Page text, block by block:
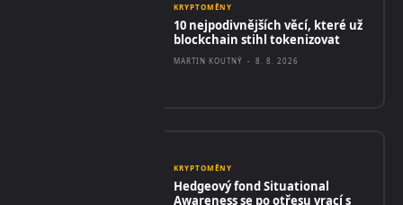
KRYPTOMĚNY
10 nejpodivnějších věcí, které už
blockchain stihl tokenizovat
MARTIN KOUTNÝ - 8. 8. 2026
KRYPTOMĚNY
Hedgeový fond Situational
Awareness se po otřesu vrací s